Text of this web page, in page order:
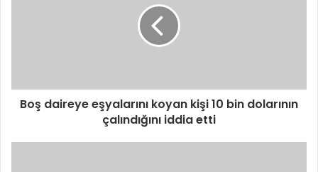
Boş daireye eşyalarını koyan kişi 10 bin dolarının
çalındığını iddia etti